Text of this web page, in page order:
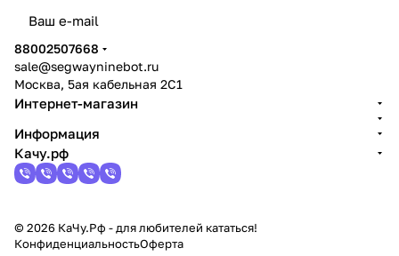
88002507668
sale@segwayninebot.ru
Москва, 5ая кабельная 2С1
Интернет-магазин
Информация
Качу.рф
© 2026 КаЧу.Рф - для любителей кататься!
КонфиденциальностьОферта